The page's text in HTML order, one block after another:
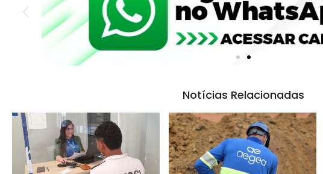
Notícias Relacionadas